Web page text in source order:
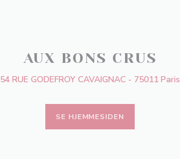
AUX BONS CRUS
54 RUE GODEFROY CAVAIGNAC - 75011 Paris
SE HJEMMESIDEN